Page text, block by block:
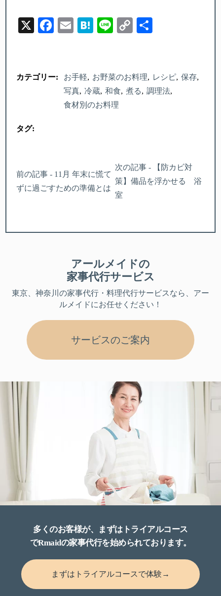
X Facebook
EmailHatenaLineCopy
カテゴリー: お手軽 お野菜のお料理 レシピ
保存
写真
冷蔵 和食 煮る
調理法
食材別のお料理
タグ:
前の記事 - 11月 年末に慌て
ずに過ごすための準備とは
次の記事 - 【防カビ対
策】備品を浮かせる 浴
室
アールメイドの
家事代行サービス
東京、神奈川 の家事代行・料理代行サービスなら、アー
ルメイドにお任せください！
サービスのご案内
多くのお客様が、まずはトライアルコース
でRmaidの家事代行を始められております。
まずはトライアルコースで体験→